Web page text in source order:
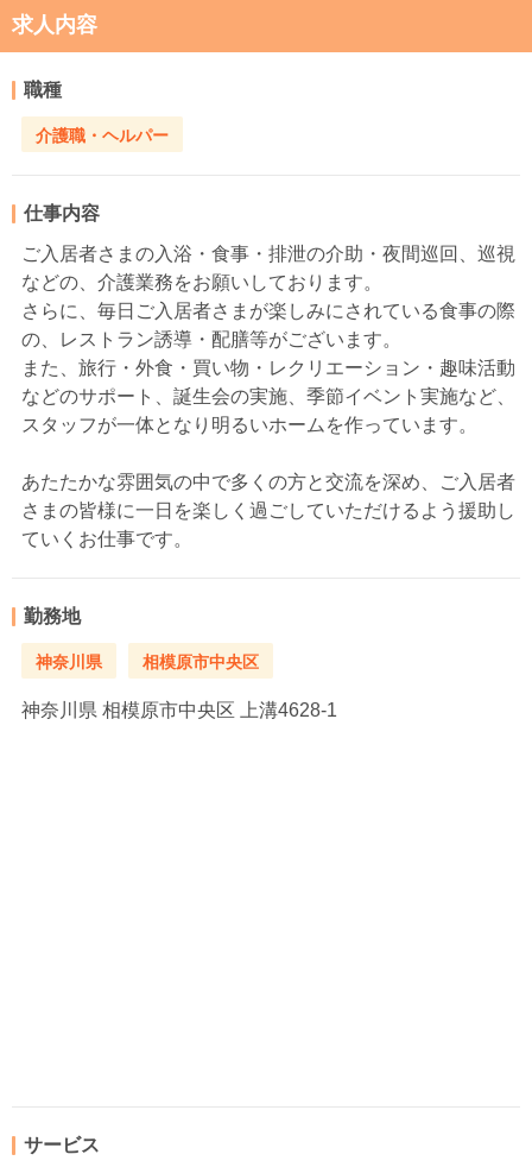
求人内容
職種
介護職・ヘルパー
仕事内容
ご入居者さまの入浴・食事・排泄の介助・夜間巡回、巡視
などの、介護業務をお願いしております。
さらに、毎日ご入居者さまが楽しみにされている食事の際
の、レストラン誘導・配膳等がございます。
また、旅行・外食・買い物・レクリエーション・趣味活動
などのサポート、誕生会の実施、季節イベント実施など、
スタッフが一体となり明るいホームを作っています。
あたたかな雰囲気の中で多くの方と交流を深め、ご入居者
さまの皆様に一日を楽しく過ごしていただけるよう援助し
ていくお仕事です。
勤務地
神奈川県 相模原市中央区
神奈川県 相模原市中央区 上溝4628-1
サービス